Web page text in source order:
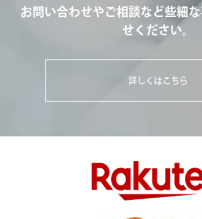
お問い合わせやご相談など些細
せください。
詳しくはこちら